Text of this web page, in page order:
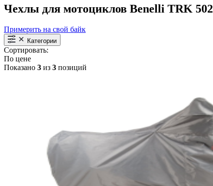
Чехлы для мотоциклов Benelli TRK 502
Примерить на свой байк
Категории
Сортировать:
По цене
Показано 3 из 3 позиций